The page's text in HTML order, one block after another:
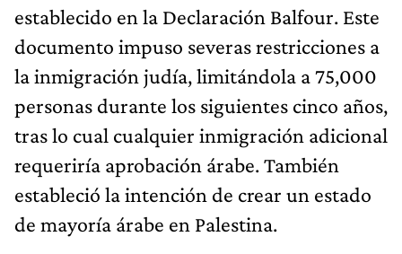
establecido en la Declaración Balfour. Este
documento impuso severas restricciones a
la inmigración judía, limitándola a 75,000
personas durante los siguientes cinco años,
tras lo cual cualquier inmigración adicional
requeriría aprobación árabe. También
estableció la intención de crear un estado
de mayoría árabe en Palestina.